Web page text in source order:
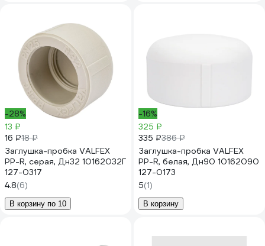
-28%
13 ₽
16 ₽18 ₽
Заглушка-пробка VALFEX
PP-R, серая, Дн32 10162032Г
127-0317
4.8(6)
В корзину по 10
-16%
325 ₽
335 ₽386 ₽
Заглушка-пробка VALFEX
PP-R, белая, Дн90 10162090
127-0173
5(1)
В корзину